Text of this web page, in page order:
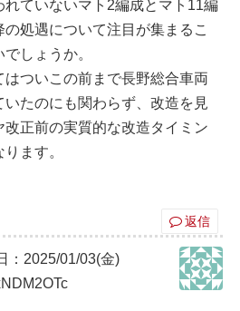
れていないマト2編成とマト11編
処遇について注目が集まるこ
しょうか。
ついこの前まで長野総合車両
いたのにも関わらず、改造を見
正前の実質的な改造タイミン
ます。
返信
：2025/01/03(金)